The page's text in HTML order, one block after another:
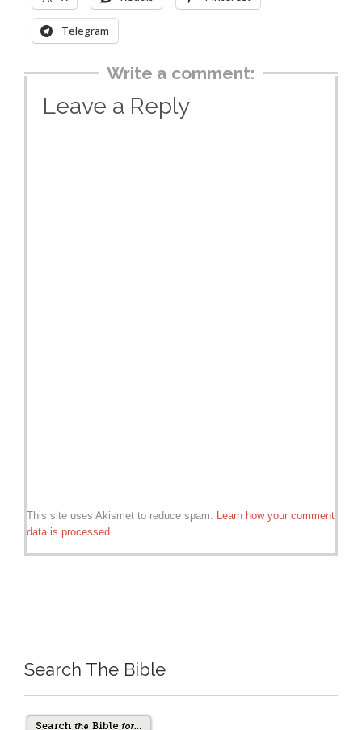
Telegram
Write a comment:
Leave a Reply
This site uses Akismet to reduce spam. Learn how your comment
data is processed.
Search The Bible